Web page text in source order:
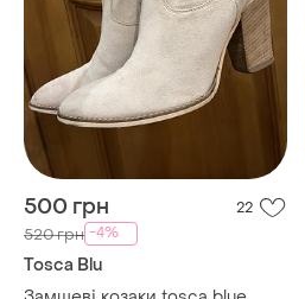
500 грн 22
520 грн -4%
Tosca Blu